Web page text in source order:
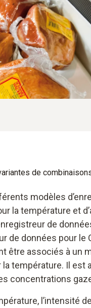
de
modèles
la température et
de
de données pour le
être associés à un
température. Il est
concentrations
l’intensité